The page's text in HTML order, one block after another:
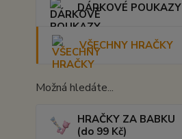
DÁRKOVÉ POUKAZY
VŠECHNY HRAČKY
Možná hledáte...
HRAČKY ZA BABKU
(do 99 Kč)